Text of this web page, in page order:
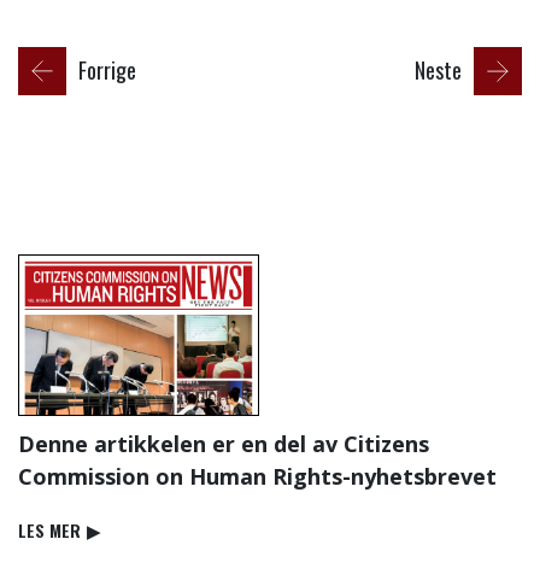
Forrige Neste
Denne artikkelen er en del av Citizens
Commission on Human Rights-nyhetsbrevet
LES MER ▶